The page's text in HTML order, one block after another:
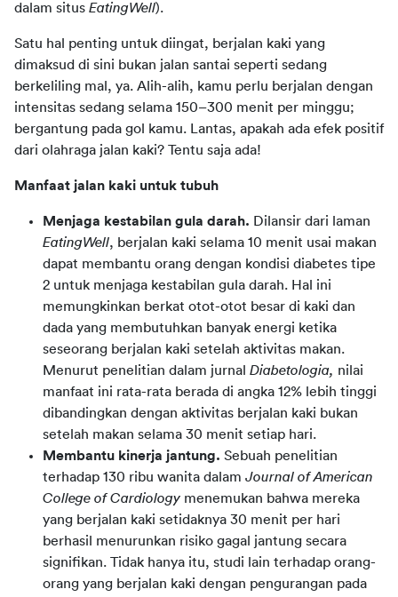
dalam situs EatingWell).
Satu hal penting untuk diingat, berjalan kaki yang
dimaksud di sini bukan jalan santai seperti sedang
berkeliling mal, ya. Alih-alih, kamu perlu berjalan dengan
intensitas sedang selama 150–300 menit per minggu;
bergantung pada gol kamu. Lantas, apakah ada efek positif
dari olahraga jalan kaki? Tentu saja ada!
Manfaat jalan kaki untuk tubuh
Menjaga kestabilan gula darah. Dilansir dari laman
EatingWell, berjalan kaki selama 10 menit usai makan
dapat membantu orang dengan kondisi diabetes tipe
2 untuk menjaga kestabilan gula darah. Hal ini
memungkinkan berkat otot-otot besar di kaki dan
dada yang membutuhkan banyak energi ketika
seseorang berjalan kaki setelah aktivitas makan.
Menurut penelitian dalam jurnal Diabetologia, nilai
manfaat ini rata-rata berada di angka 12% lebih tinggi
dibandingkan dengan aktivitas berjalan kaki bukan
setelah makan selama 30 menit setiap hari.
Membantu kinerja jantung. Sebuah penelitian
terhadap 130 ribu wanita dalam Journal of American
College of Cardiology menemukan bahwa mereka
yang berjalan kaki setidaknya 30 menit per hari
berhasil menurunkan risiko gagal jantung secara
signifikan. Tidak hanya itu, studi lain terhadap orang-
orang yang berjalan kaki dengan pengurangan pada